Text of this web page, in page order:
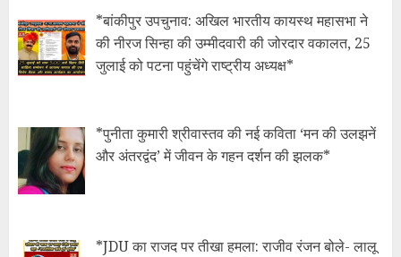
*बांकीपुर उपचुनाव: अखिल भारतीय कायस्थ महासभा ने
की नीरज सिन्हा की उम्मीदवारी की जोरदार वकालत, 25
जुलाई को पटना पहुंचेंगे राष्ट्रीय अध्यक्ष*
*पुनीता कुमारी श्रीवास्तव की नई कविता ‘मन की उलझनें
और अंतरद्वंद’ में जीवन के गहन दर्शन की झलक*
*JDU का राजद पर तीखा हमला: राजीव रंजन बोले- लालू